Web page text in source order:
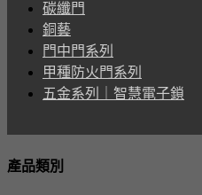
碳纖門
銅藝
門中門系列
甲種防火門系列
五金系列｜智慧電子鎖
產品類別